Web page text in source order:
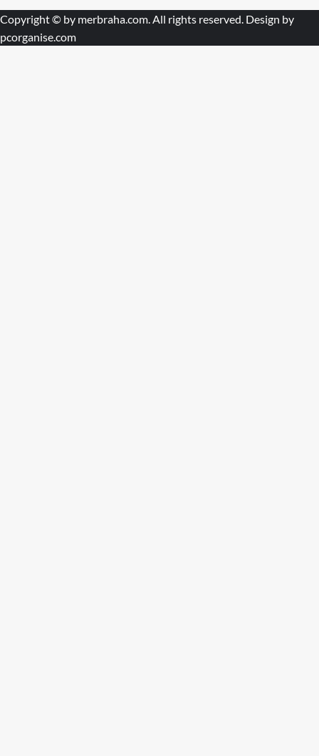
Copyright © by merbraha.com. All rights reserved. Design by
pcorganise.com